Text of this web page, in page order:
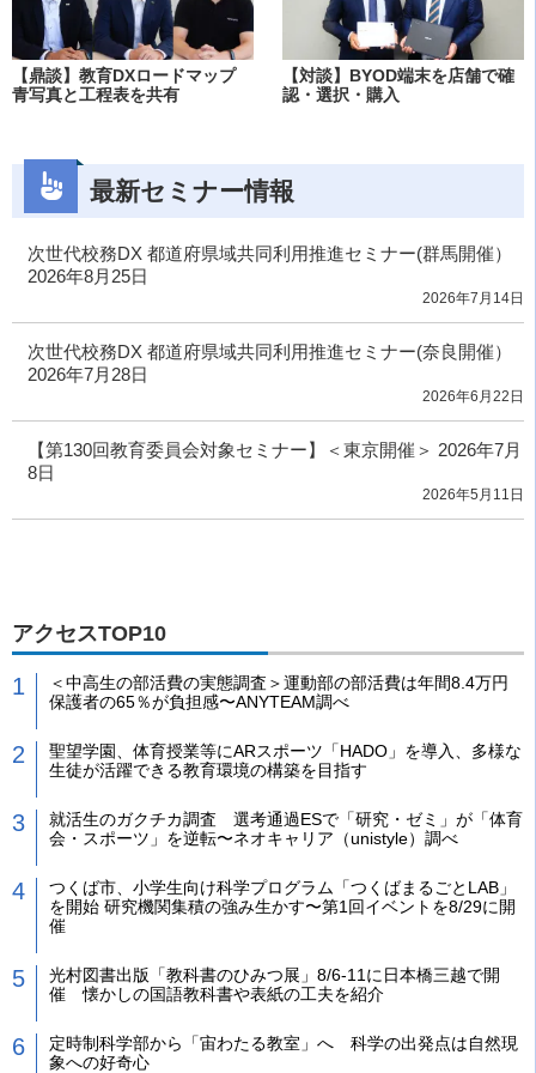
【鼎談】教育DXロードマップ
青写真と工程表を共有
【対談】BYOD端末を店舗で確
認・選択・購入
最新セミナー情報
次世代校務DX 都道府県域共同利用推進セミナー(群馬開催）
2026年8月25日
2026年7月14日
次世代校務DX 都道府県域共同利用推進セミナー(奈良開催）
2026年7月28日
2026年6月22日
【第130回教育委員会対象セミナー】＜東京開催＞ 2026年7月
8日
2026年5月11日
アクセスTOP10
＜中高生の部活費の実態調査＞運動部の部活費は年間8.4万円
保護者の65％が負担感〜ANYTEAM調べ
聖望学園、体育授業等にARスポーツ「HADO」を導入、多様な
生徒が活躍できる教育環境の構築を目指す
就活生のガクチカ調査 選考通過ESで「研究・ゼミ」が「体育
会・スポーツ」を逆転〜ネオキャリア（unistyle）調べ
つくば市、小学生向け科学プログラム「つくばまるごとLAB」
を開始 研究機関集積の強み生かす〜第1回イベントを8/29に開
催
光村図書出版「教科書のひみつ展」8/6-11に日本橋三越で開
催 懐かしの国語教科書や表紙の工夫を紹介
定時制科学部から「宙わたる教室」へ 科学の出発点は自然現
象への好奇心